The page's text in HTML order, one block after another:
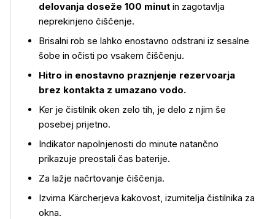
Več o izdelku
delovanja doseže 100 minut in zagotavlja
neprekinjeno čiščenje.
Brisalni rob se lahko enostavno odstrani iz sesalne
šobe in očisti po vsakem čiščenju.
Hitro in enostavno praznjenje rezervoarja
brez kontakta z umazano vodo.
Ker je čistilnik oken zelo tih, je delo z njim še
posebej prijetno.
Indikator napolnjenosti do minute natančno
prikazuje preostali čas baterije.
Za lažje načrtovanje čiščenja.
Izvirna Kärcherjeva kakovost, izumitelja čistilnika za
okna.